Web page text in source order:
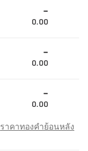
-
0.00
-
0.00
-
0.00
ราคาทองคำย้อนหลัง